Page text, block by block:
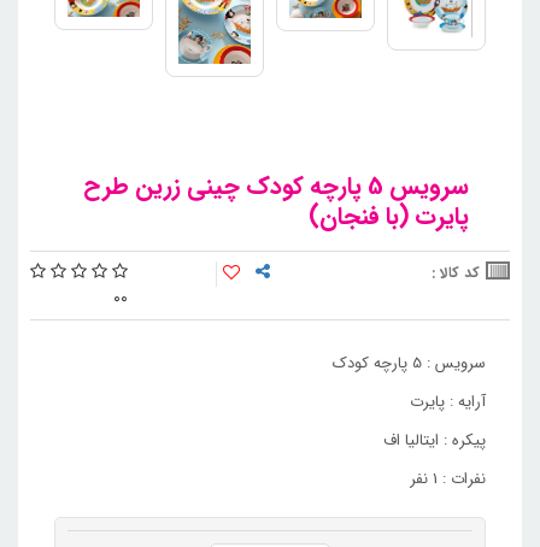
سرویس 5 پارچه کودک چینی زرین طرح
پایرت (با فنجان)
کد کالا :
00
سرویس : 5 پارچه کودک
آرایه : پایرت
پیکره : ایتالیا اف
نفرات : 1 نفر